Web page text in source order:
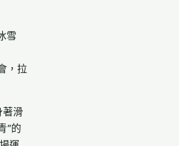
雪
，拉
著滑
”的